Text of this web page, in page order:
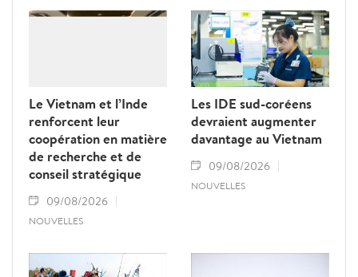
Phomvihane, soulignant ses contributions
au renforcement des relations d’amitié et
de solidarité entre les deux pays.
Le Vietnam et l’Inde
renforcent leur
coopération en matière
de recherche et de
conseil stratégique
09/08/2026
NOUVELLES
Les IDE sud-coréens
devraient augmenter
davantage au Vietnam
09/08/2026
NOUVELLES